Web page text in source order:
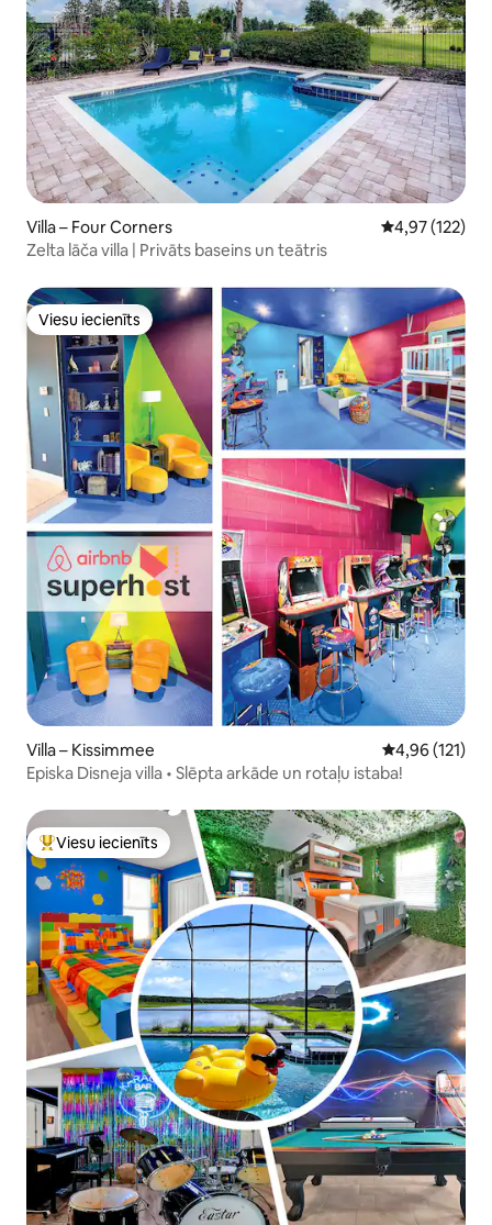
Villa – Four Corners Vidējais
4,97 (122)
Zelta lāča villa | Privāts baseins un teātris
Viesu iecienīts
Viesu iecienīts
Villa – Kissimmee Vidējais
4,96 (121)
Episka Disneja villa • Slēpta arkāde un rotaļu istaba!
Populārs viesu iecienīts mājoklis
Viesu iecienīts